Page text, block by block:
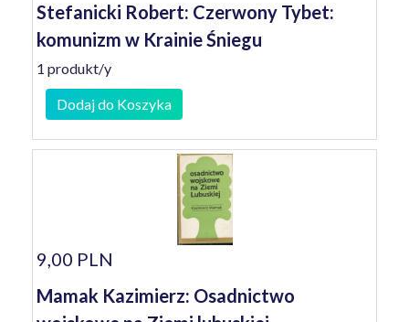
Stefanicki Robert: Czerwony Tybet:
komunizm w Krainie Śniegu
1 produkt/y
Dodaj do Koszyka
9,00 PLN
Mamak Kazimierz: Osadnictwo